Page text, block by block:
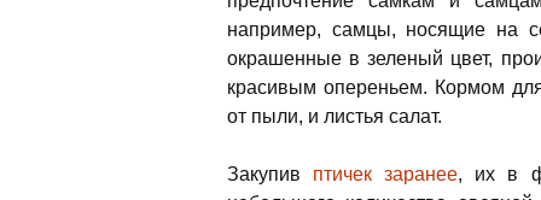
например, самцы, носящие на
окрашенные в зеленый цвет,
красивым опереньем. Кормом
от пыли, и листья салат.
Закупив птичек заранее, их в